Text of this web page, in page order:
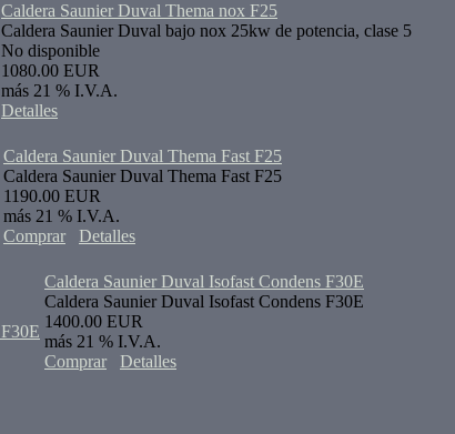
Caldera Saunier Duval Thema nox F25
Caldera Saunier Duval bajo nox 25kw de potencia, clase 5
No disponible
1080.00 EUR
más 21 % I.V.A.
Detalles
Caldera Saunier Duval Thema Fast F25
Caldera Saunier Duval Thema Fast F25
1190.00 EUR
más 21 % I.V.A.
Comprar
Detalles
Caldera Saunier Duval Isofast Condens F30E
Caldera Saunier Duval Isofast Condens F30E
1400.00 EUR
más 21 % I.V.A.
Comprar
Detalles